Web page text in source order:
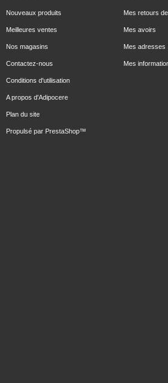
Nouveaux produits
Meilleures ventes
Nos magasins
Contactez-nous
Conditions d'utilisation
A propos d'Adipocere
Plan du site
Propulsé par PrestaShop™
Mes retours
Mes avoirs
Mes adresses
Mes